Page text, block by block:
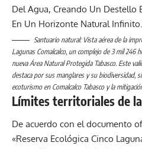
Santuario natural: Vista aérea de la
Lagunas Comalcalco, un complejo de 3 mil 246
nueva Área Natural Protegida Tabasco. Este
destaca por sus manglares y su biodiversidad,
ecoturismo en Comalcalco Tabasco y la
Límites territoriales de
De acuerdo con el documento
«Reserva Ecológica Cinco